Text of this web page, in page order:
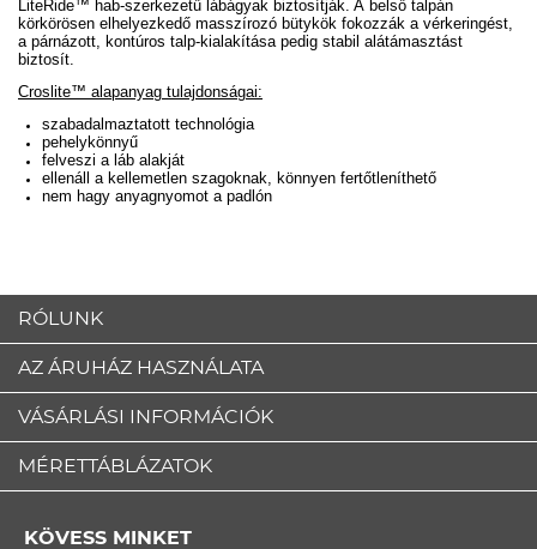
LiteRide™ hab-szerkezetű lábágyak biztosítják. A belső talpán
körkörösen elhelyezkedő masszírozó bütykök fokozzák a vérkeringést,
a párnázott, kontúros talp-kialakítása pedig stabil alátámasztást
biztosít.
Croslite™ alapanyag tulajdonságai:
szabadalmaztatott technológia
pehelykönnyű
felveszi a láb alakját
ellenáll a kellemetlen szagoknak, könnyen fertőtleníthető
nem hagy anyagnyomot a padlón
RÓLUNK
AZ ÁRUHÁZ HASZNÁLATA
VÁSÁRLÁSI INFORMÁCIÓK
MÉRETTÁBLÁZATOK
KÖVESS MINKET